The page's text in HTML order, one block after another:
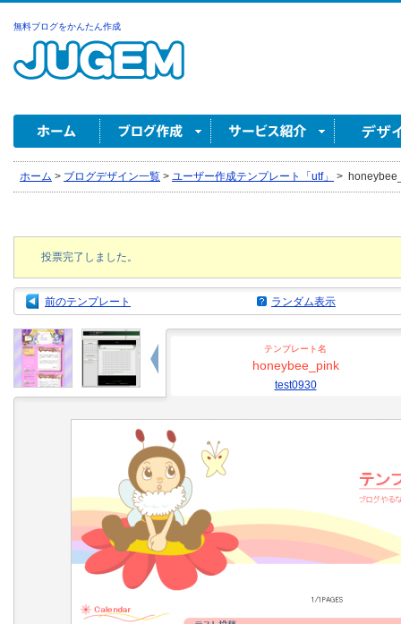
無料ブログをかんたん作成
ホーム > ブログデザイン一覧 > ユーザー作成テンプレート「utf」 >
投票完了しました。
前のテンプレート ランダム表示
テンプレート名
honeybee_pink
test0930